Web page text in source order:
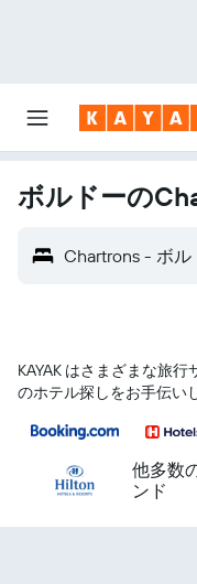
ボルドーの
Chartrons - ボル
KAYAK はさまざまな旅
のホテル探しをお手伝い
他多数
ンド